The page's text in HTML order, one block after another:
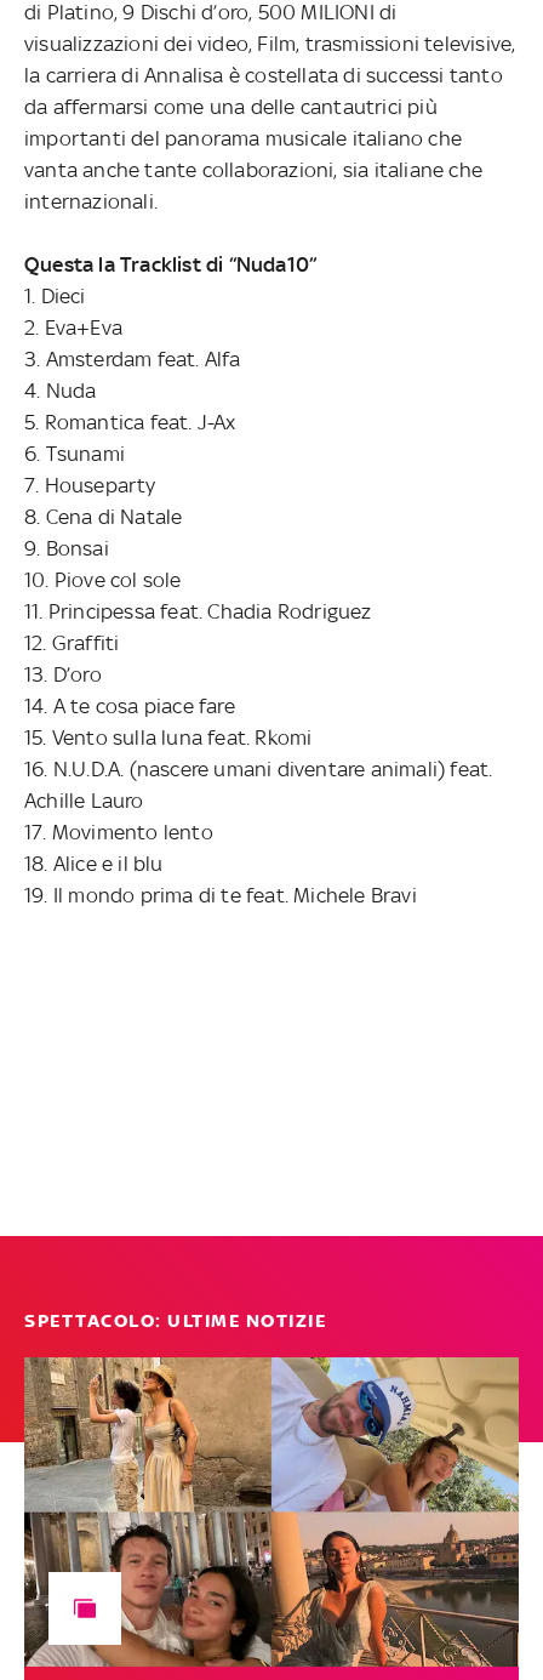
di Platino, 9 Dischi d’oro, 500 MILIONI di
visualizzazioni dei video, Film, trasmissioni televisive,
la carriera di Annalisa è costellata di successi tanto
da affermarsi come una delle cantautrici più
importanti del panorama musicale italiano che
vanta anche tante collaborazioni, sia italiane che
internazionali.
Questa la Tracklist di “Nuda10”
1. Dieci
2. Eva+Eva
3. Amsterdam feat. Alfa
4. Nuda
5. Romantica feat. J-Ax
6. Tsunami
7. Houseparty
8. Cena di Natale
9. Bonsai
10. Piove col sole
11. Principessa feat. Chadia Rodriguez
12. Graffiti
13. D’oro
14. A te cosa piace fare
15. Vento sulla luna feat. Rkomi
16. N.U.D.A. (nascere umani diventare animali) feat.
Achille Lauro
17. Movimento lento
18. Alice e il blu
19. Il mondo prima di te feat. Michele Bravi
SPETTACOLO: ULTIME NOTIZIE